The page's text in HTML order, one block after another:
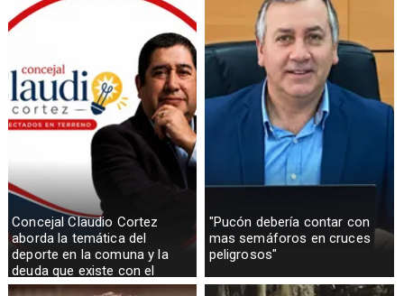
Concejal Claudio Cortez
aborda la temática del
deporte en la comuna y la
deuda que existe con el
sector rural
"Pucón debería contar con
mas semáforos en cruces
peligrosos"